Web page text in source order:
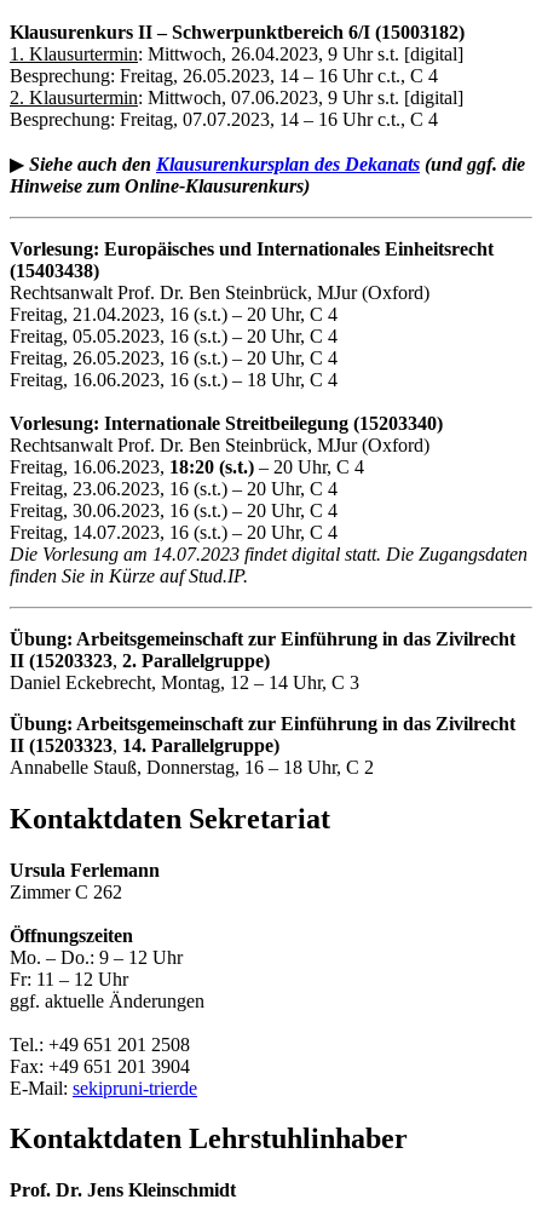
Klausurenkurs II – Schwerpunktbereich 6/I (15003182)
1. Klausurtermin: Mittwoch, 26.04.2023, 9 Uhr s.t. [digital]
Besprechung: Freitag, 26.05.2023, 14 – 16 Uhr c.t., C 4
2. Klausurtermin: Mittwoch, 07.06.2023, 9 Uhr s.t. [digital]
Besprechung: Freitag, 07.07.2023, 14 – 16 Uhr c.t., C 4
▶ Siehe auch den Klausurenkursplan des Dekanats (und ggf. die
Hinweise zum Online-Klausurenkurs)
Vorlesung: Europäisches und Internationales Einheitsrecht
(15403438)
Rechtsanwalt Prof. Dr. Ben Steinbrück, MJur (Oxford)
Freitag, 21.04.2023, 16 (s.t.) – 20 Uhr, C 4
Freitag, 05.05.2023, 16 (s.t.) – 20 Uhr, C 4
Freitag, 26.05.2023, 16 (s.t.) – 20 Uhr, C 4
Freitag, 16.06.2023, 16 (s.t.) – 18 Uhr, C 4
Vorlesung: Internationale Streitbeilegung (15203340)
Rechtsanwalt Prof. Dr. Ben Steinbrück, MJur (Oxford)
Freitag, 16.06.2023, 18:20 (s.t.) – 20 Uhr, C 4
Freitag, 23.06.2023, 16 (s.t.) – 20 Uhr, C 4
Freitag, 30.06.2023, 16 (s.t.) – 20 Uhr, C 4
Freitag, 14.07.2023, 16 (s.t.) – 20 Uhr, C 4
Die Vorlesung am 14.07.2023 findet digital statt. Die Zugangsdaten
finden Sie in Kürze auf Stud.IP.
Übung: Arbeitsgemeinschaft zur Einführung in das Zivilrecht
II (15203323, 2. Parallelgruppe)
Daniel Eckebrecht, Montag, 12 – 14 Uhr, C 3
Übung: Arbeitsgemeinschaft zur Einführung in das Zivilrecht
II (15203323, 14. Parallelgruppe)
Annabelle Stauß, Donnerstag, 16 – 18 Uhr, C 2
Kontaktdaten Sekretariat
Ursula Ferlemann
Zimmer C 262
Öffnungszeiten
Mo. – Do.: 9 – 12 Uhr
Fr: 11 – 12 Uhr
ggf. aktuelle Änderungen
Tel.: +49 651 201 2508
Fax: +49 651 201 3904
E-Mail: sekipruni-trierde
Kontaktdaten Lehrstuhlinhaber
Prof. Dr. Jens Kleinschmidt